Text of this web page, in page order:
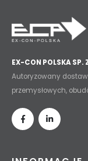
EX-CON POLSKA SP.
Autoryzowany
przemysłowych,